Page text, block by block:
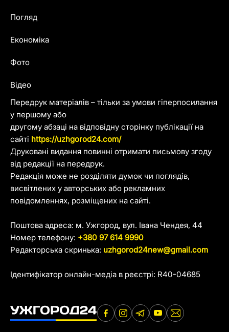
Передрук матеріалів – тільки за умови гіперпосилання
у першому або
другому абзаці на відповідну сторінку публікації на
сайті https://uzhgorod24.com/
Друковані видання повинні отримати письмову згоду
від редакції на передрук.
Редакція може не розділяти думок чи поглядів,
висвітлених у авторських або рекламних
повідомленнях, розміщених на сайті.
Поштова адреса: м. Ужгород, вул. Івана Чендея, 44
Номер телефону: +380 97 614 9990
Редакторська скринька: uzhgorod24new@gmail.com
Ідентифікатор онлайн-медіа в реєстрі: R40-04685
Погляд
Економіка
Фото
Відео